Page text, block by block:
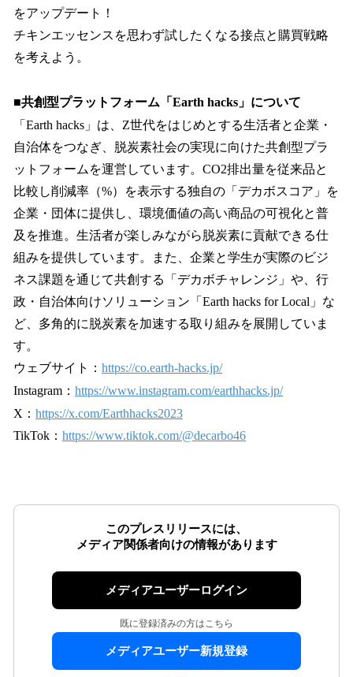
をアップデート！
チキンエッセンスを思わず試したくなる接点と購買戦略
を考えよう。
■共創型プラットフォーム「Earth hacks」について
「Earth hacks」は、Z世代をはじめとする生活者と企業・
自治体をつなぎ、脱炭素社会の実現に向けた共創型プラ
ットフォームを運営しています。CO2排出量を従来品と
比較し削減率（%）を表示する独自の「デカボスコア」を
企業・団体に提供し、環境価値の高い商品の可視化と普
及を推進。生活者が楽しみながら脱炭素に貢献できる仕
組みを提供しています。また、企業と学生が実際のビジ
ネス課題を通じて共創する「デカボチャレンジ」や、行
政・自治体向けソリューション「Earth hacks for Local」な
ど、多角的に脱炭素を加速する取り組みを展開していま
す。
ウェブサイト： https://co.earth-hacks.jp/
Instagram： https://www.instagram.com/earthhacks.jp/
X： https://x.com/Earthhacks2023
TikTok： https://www.tiktok.com/@decarbo46
このプレスリリースには、
メディア関係者向けの情報があります
メディアユーザーログイン
既に登録済みの方はこちら
メディアユーザー新規登録